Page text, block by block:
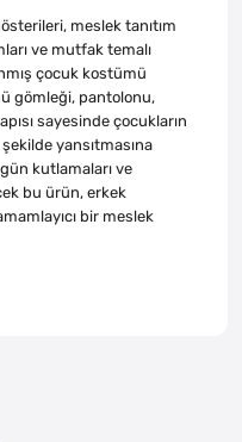
meslek tanıtım
ve mutfak temalı
çocuk kostümü
gömleği, pantolonu,
sayesinde çocukların
yansıtmasına
kutlamaları ve
bu ürün, erkek
bir meslek